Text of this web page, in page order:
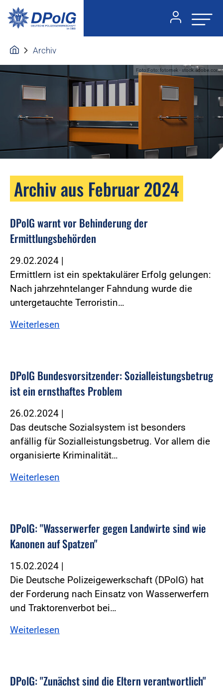
Archiv
Foto:Foto: fotomek - stock.adobe.com
Archiv aus Februar 2024
DPolG warnt vor Behinderung der
Ermittlungsbehörden
29.02.2024 |
Ermittlern ist ein spektakulärer Erfolg gelungen:
Nach jahrzehntelanger Fahndung wurde die
untergetauchte Terroristin…
Weiterlesen
DPolG Bundesvorsitzender: Sozialleistungsbetrug
ist ein ernsthaftes Problem
26.02.2024 |
Das deutsche Sozialsystem ist besonders
anfällig für Sozialleistungsbetrug. Vor allem die
organisierte Kriminalität…
Weiterlesen
DPolG: "Wasserwerfer gegen Landwirte sind wie
Kanonen auf Spatzen"
15.02.2024 |
Die Deutsche Polizeigewerkschaft (DPolG) hat
der Forderung nach Einsatz von Wasserwerfern
und Traktorenverbot bei…
Weiterlesen
DPolG: "Zunächst sind die Eltern verantwortlich"